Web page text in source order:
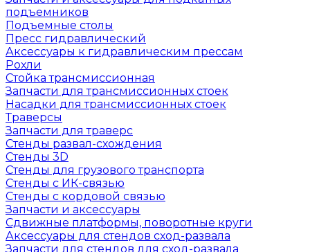
подъемников
Подъемные столы
Пресс гидравлический
Аксессуары к гидравлическим прессам
Рохли
Стойка трансмиссионная
Запчасти для трансмиссионных стоек
Насадки для трансмиссионных стоек
Траверсы
Запчасти для траверс
Стенды развал-схождения
Стенды 3D
Стенды для грузового транспорта
Стенды с ИК-связью
Стенды с кордовой связью
Запчасти и аксессуары
Сдвижные платформы, поворотные круги
Аксессуары для стендов сход-развала
Запчасти для стендов для сход-развала